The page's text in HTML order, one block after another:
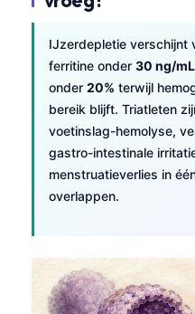
IJzerdepletie verschijnt
ferritine onder 30 ng/mL
onder 20% terwijl
bereik blijft. Triatleten
voetinslag-hemolyse,
gastro-intestinale
menstruatieverlies in
overlappen.